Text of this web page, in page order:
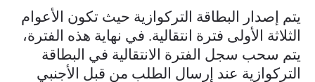
يتم إصدار البطاقة التركوازية حيث تكون الأعوام
الثلاثة الأولى فترة انتقالية. في نهاية هذه الفترة،
يتم سحب سجل الفترة الانتقالية في البطاقة
التركوازية عند إرسال الطلب من قبل الأجنبي